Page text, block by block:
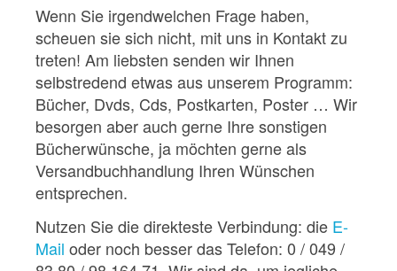
Wenn Sie irgendwelchen Frage haben,
scheuen sie sich nicht, mit uns in Kontakt zu
treten! Am liebsten senden wir Ihnen
selbstredend etwas aus unserem Programm:
Bücher, Dvds, Cds, Postkarten, Poster … Wir
besorgen aber auch gerne Ihre sonstigen
Bücherwünsche, ja möchten gerne als
Versandbuchhandlung Ihren Wünschen
entsprechen.
Nutzen Sie die direkteste Verbindung: die E-
Mail oder noch besser das Telefon: 0 / 049 /